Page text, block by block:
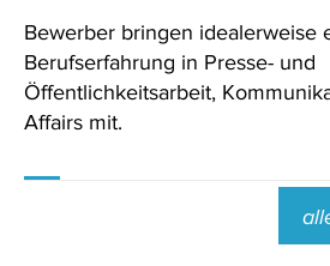
Bewerber bringen idealerweise
Berufserfahrung in Presse- und
Öffentlichkeitsarbeit,
Affairs mit.